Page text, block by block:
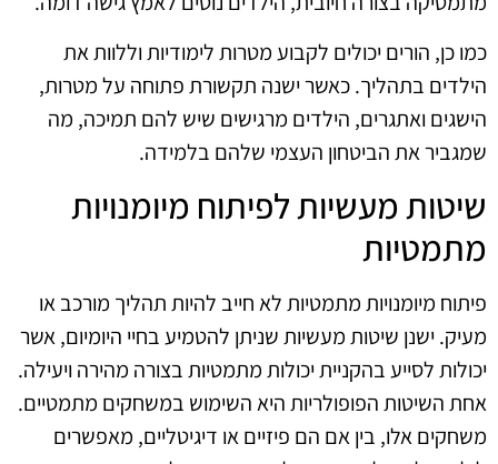
כמו כן, הורים יכולים לקבוע מטרות לימודיות וללוות את
הילדים בתהליך. כאשר ישנה תקשורת פתוחה על מטרות,
הישגים ואתגרים, הילדים מרגישים שיש להם תמיכה, מה
שמגביר את הביטחון העצמי שלהם בלמידה.
שיטות מעשיות לפיתוח מיומנויות
מתמטיות
פיתוח מיומנויות מתמטיות לא חייב להיות תהליך מורכב או
מעיק. ישנן שיטות מעשיות שניתן להטמיע בחיי היומיום, אשר
יכולות לסייע בהקניית יכולות מתמטיות בצורה מהירה ויעילה.
אחת השיטות הפופולריות היא השימוש במשחקים מתמטיים.
משחקים אלו, בין אם הם פיזיים או דיגיטליים, מאפשרים